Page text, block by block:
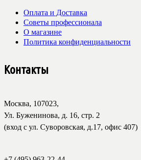
Оплата и Доставка
Советы профессионала
О магазине
Политика конфиденциальности
Контакты
Москва, 107023,
Ул. Буженинова, д. 16, стр. 2
(вход с ул. Суворовская, д.17, офис 407)